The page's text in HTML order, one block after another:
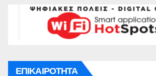
ΕΠΙΚΑΙΡΟΤΗΤΑ